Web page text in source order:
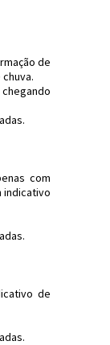
de
com
indicativo
de